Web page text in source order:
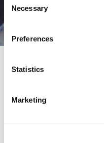
Selection
Necessary
Preferences
Statistics
Marketing